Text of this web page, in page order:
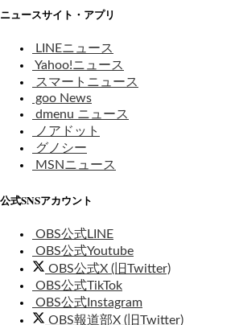
ニュースサイト・アプリ
LINEニュース
Yahoo!ニュース
スマートニュース
goo News
dmenu ニュース
ノアドット
グノシー
MSNニュース
公式SNSアカウント
OBS公式LINE
OBS公式Youtube
OBS公式X (旧Twitter)
OBS公式TikTok
OBS公式Instagram
OBS報道部X (旧Twitter)